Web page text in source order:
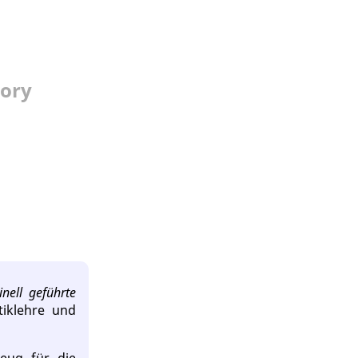
geführte
und